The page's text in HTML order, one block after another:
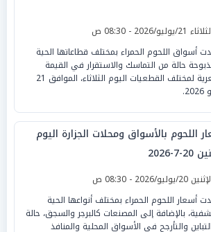
21/يوليو/2026 - 08:30 ص
أسواق اللحوم الحمراء بمختلف قطاعاتها الحية
حالة من التماسك والاستقرار في القيمة
السعرية لمختلف القطعيات اليوم الثلاثاء، الموافق 21
اللحوم بالأسواق ومحلات الجزارة اليوم
7-2026
20/يوليو/2026 - 08:30 ص
أسعار اللحوم الحمراء بمختلف أنواعها الحية
بالإضافة إلى المصنعات كالبرجر والسجق، حالة
والتأرجح في الأسواق المحلية والمنافذ